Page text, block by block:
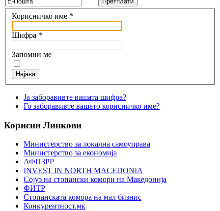
Корисничко име *
Шифра *
Запомни ме
Најава
Ја заборавивте вашата шифра?
Го заборавивте вашето корисничко име?
Корисни Линкови
Министерство за локална самоуправа
Министерство за економија
АФПЗРР
INVEST IN NORTH MACEDONIA
Сојуз на стопански комори на Македонија
ФИТР
Стопанската комора на мал бизнис
Конкурентност.мк